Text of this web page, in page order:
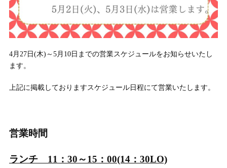
4月27日(木)～5月10日までの営業スケジュールをお知らせいたし
ます。
上記に掲載しておりますスケジュール日程にて営業いたします。
営業時間
ランチ 11：30～15：00(14：30LO)